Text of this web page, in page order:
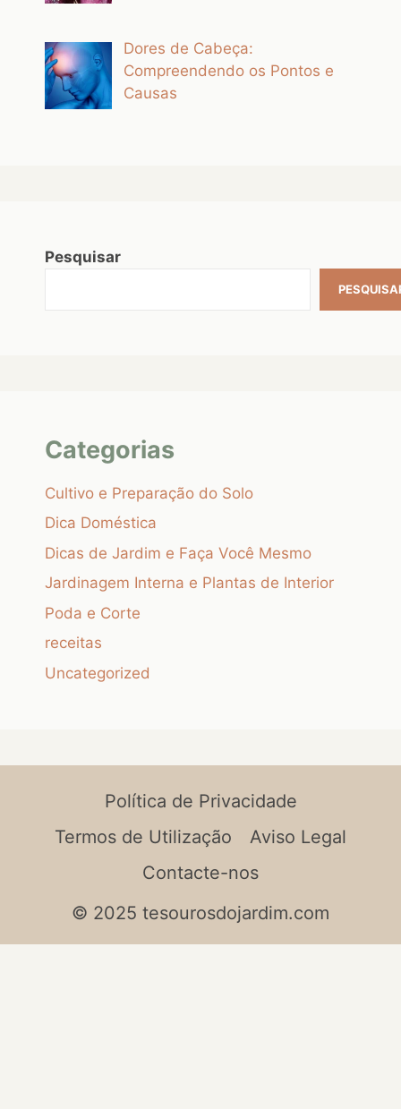
Dores de Cabeça:
Compreendendo os Pontos e
Causas
Pesquisar
Categorias
Cultivo e Preparação do Solo
Dica Doméstica
Dicas de Jardim e Faça Você Mesmo
Jardinagem Interna e Plantas de Interior
Poda e Corte
receitas
Uncategorized
Política de Privacidade
Termos de Utilização
Aviso Legal
Contacte-nos
© 2025 tesourosdojardim.com